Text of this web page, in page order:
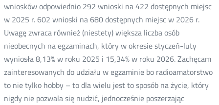
wniosków odpowiednio 292 wnioski na 422 dostępnych miejsc
w 2025 r. 602 wnioski na 680 dostępnych miejsc w 2026 r.
Uwagę zwraca również (niestety) większa liczba osób
nieobecnych na egzaminach, który w okresie styczeń-luty
wyniosła 8,13% w roku 2025 i 15,34% w roku 2026. Zachęcam
zainteresowanych do udziału w egzaminie bo radioamatorstwo
to nie tylko hobby – to dla wielu jest to sposób na życie, który
nigdy nie pozwala się nudzić, jednocześnie poszerzając